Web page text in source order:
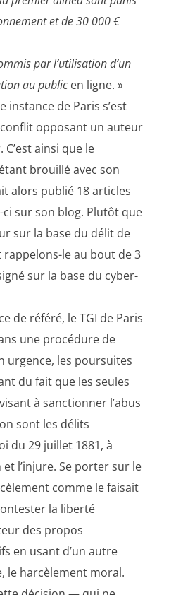
et de 30 000 €
par l’utilisation d’un
au publicen ligne. »
instance de Paris s’est
opposant un auteur
ainsi que le
brouillé avec son
alors publié 18 articles
sur son blog. Plutôt que
sur la base du délit de
le au bout de 3
sur la base du cyber-
de référé, le TGI de Paris
une procédure de
urgence, les poursuites
du fait que les seules
à sanctionner l’abus
sont les délits
du 29 juillet 1881, à
l’injure. Se porter sur le
comme le faisait
la liberté
des propos
en usant d’un autre
le harcèlement moral.